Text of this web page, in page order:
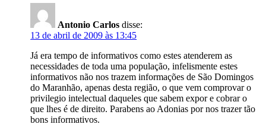
Antonio Carlos disse:
13 de abril de 2009 às 13:45
Já era tempo de informativos como estes atenderem as
necessidades de toda uma população, infelismente estes
informativos não nos trazem informações de São Domingos
do Maranhão, apenas desta região, o que vem comprovar o
privilegio intelectual daqueles que sabem expor e cobrar o
que lhes é de direito. Parabens ao Adonias por nos trazer tão
bons informativos.